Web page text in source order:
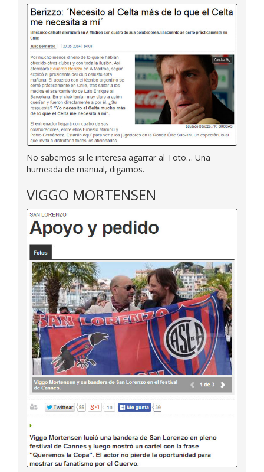
No sabemos si le interesa agarrar al Toto… Una
humeada de manual, digamos.
VIGGO MORTENSEN